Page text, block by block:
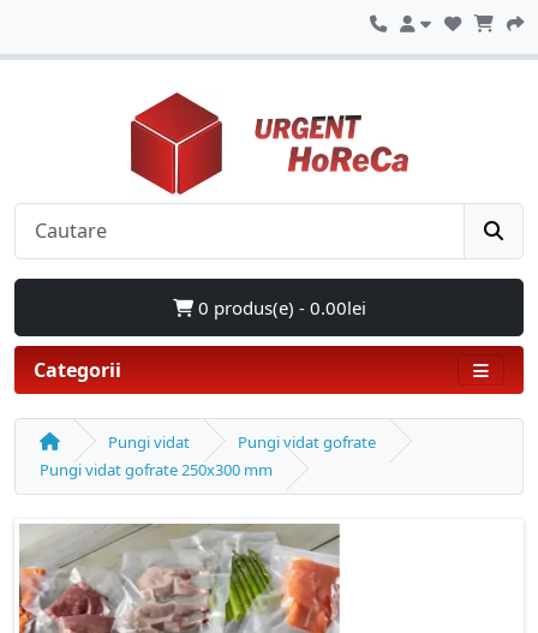
0 produs(e) - 0.00lei
Categorii
Pungi vidat
Pungi vidat gofrate
Pungi vidat gofrate 250x300 mm